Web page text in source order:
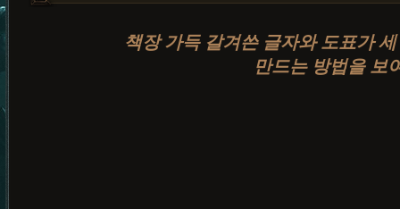
책장 가득 갈겨쓴 글자와 도표가
만드는 방법을 보